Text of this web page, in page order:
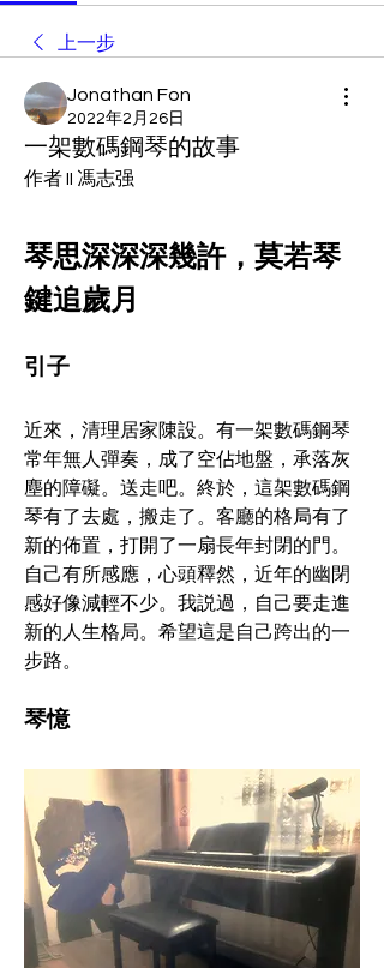
上一步
Jonathan Fon
2022年2月26日
一架數碼鋼琴的故事
作者 II 馮志强
琴思深深深幾許，莫若琴
鍵追歲月
引子
近來，清理居家陳設。有一架數碼鋼琴
常年無人彈奏，成了空佔地盤，承落灰
塵的障礙。送走吧。終於，這架數碼鋼
琴有了去處，搬走了。客廳的格局有了
新的佈置，打開了一扇長年封閉的門。
自己有所感應，心頭釋然，近年的幽閉
感好像減輕不少。我説過，自己要走進
新的人生格局。希望這是自己跨出的一
步路。
琴憶